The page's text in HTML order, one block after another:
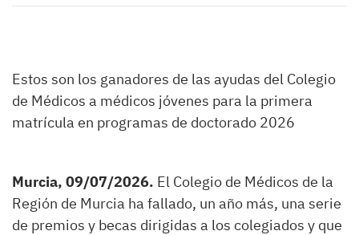
Estos son los ganadores de las ayudas del Colegio
de Médicos a médicos jóvenes para la primera
matrícula en programas de doctorado 2026
Murcia, 09/07/2026. El Colegio de Médicos de la
Región de Murcia ha fallado, un año más, una serie
de premios y becas dirigidas a los colegiados y que